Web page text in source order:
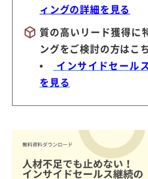
ィングの詳細を見る
質の高いリード獲得に
ングをご検討の方はこ
•
インサイドセール
を見る